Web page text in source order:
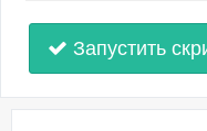
Запустить